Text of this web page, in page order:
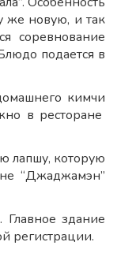
же новую, и так
соревнование
подается в
кимчи
в ресторане
лапшу, которую
“Джаджамэн”
здание
регистрации.